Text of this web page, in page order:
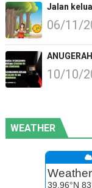
Jalan
06/11/
10/10/
WEATHER